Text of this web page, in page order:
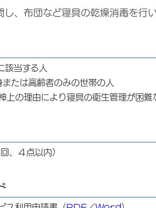
、布団など寝具の乾燥消毒を行い
該当する人
たは高齢者のみの世帯の人
の理由により寝具の衛生管理が困難
、４点以内）